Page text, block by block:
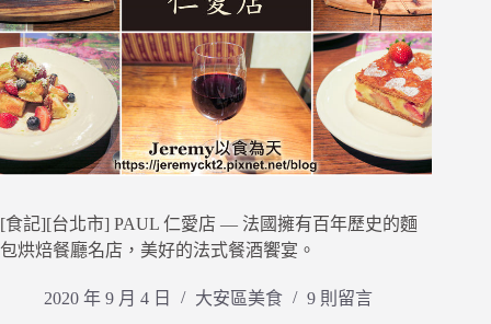
[食記][台北市] PAUL 仁愛店 — 法國擁有百年歷史的麵
包烘焙餐廳名店，美好的法式餐酒饗宴。
2020 年 9 月 4 日 大安區美食 9 則留言